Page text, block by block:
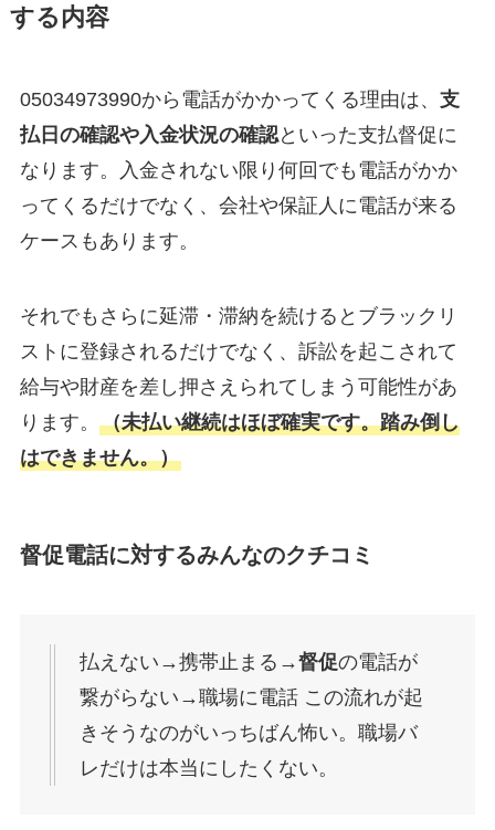
する内容
05034973990から電話がかかってくる理由は、 支
払日の確認や入金状況の確認といった支払督促に
なります。入金されない限り何回でも電話がかか
ってくるだけでなく、会社や保証人に電話が来る
ケースもあります。
それでもさらに延滞・滞納を続けるとブラックリ
ストに登録されるだけでなく、訴訟を起こされて
給与や財産を差し押さえられてしまう可能性があ
ります。 （未払い継続はほぼ確実です。踏み倒し
はできません。）
督促電話に対するみんなのクチコミ
払えない→携帯止まる→督促の電話が
繋がらない→職場に電話 この流れが起
きそうなのがいっちばん怖い。職場バ
レだけは本当にしたくない。